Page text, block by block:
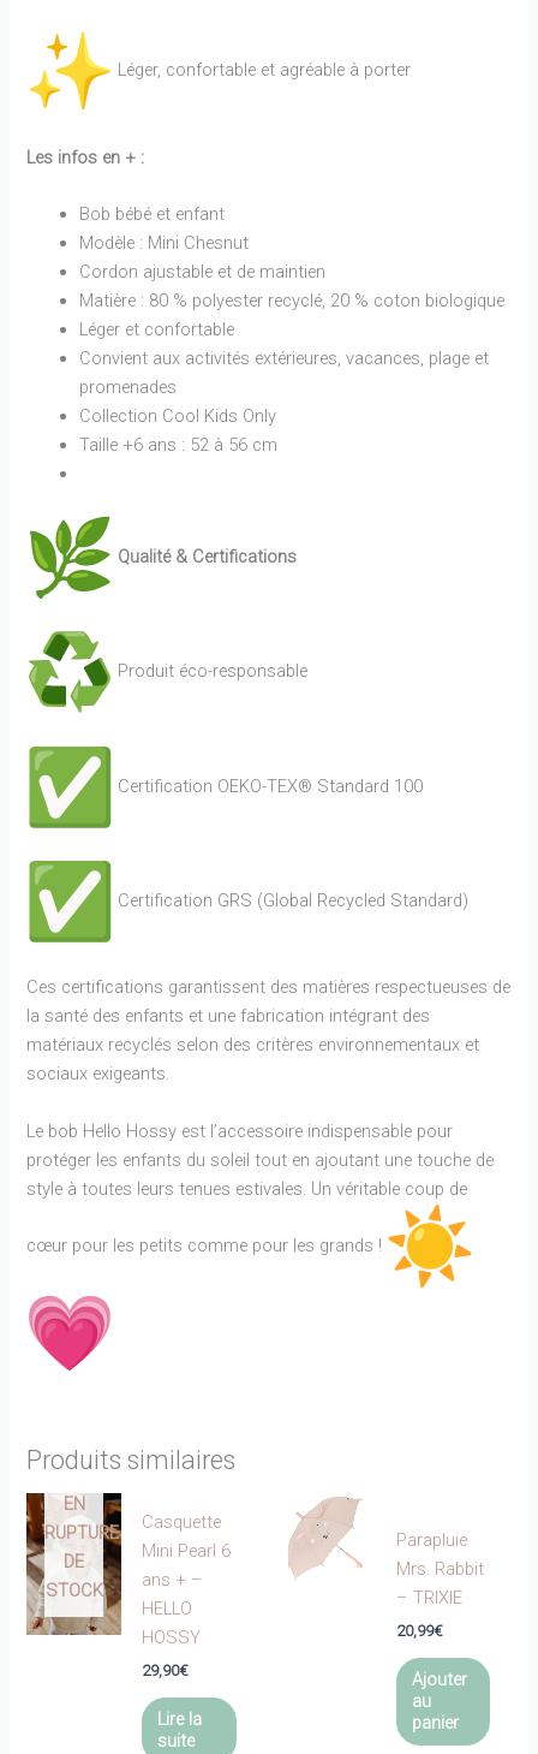
Léger, confortable et agréable à porter
Les infos en + :
Bob bébé et enfant
Modèle : Mini Chesnut
Cordon ajustable et de maintien
Matière : 80 % polyester recyclé, 20 % coton biologique
Léger et confortable
Convient aux activités extérieures, vacances, plage et
promenades
Collection Cool Kids Only
Taille +6 ans : 52 à 56 cm
Qualité & Certifications
Produit éco-responsable
Certification OEKO-TEX® Standard 100
Certification GRS (Global Recycled Standard)
Ces certifications garantissent des matières respectueuses de
la santé des enfants et une fabrication intégrant des
matériaux recyclés selon des critères environnementaux et
sociaux exigeants.
Le bob Hello Hossy est l’accessoire indispensable pour
protéger les enfants du soleil tout en ajoutant une touche de
style à toutes leurs tenues estivales. Un véritable coup de
cœur pour les petits comme pour les grands !
Produits similaires
EN
RUPTURE
DE
STOCK
Casquette
Mini Pearl 6
ans + –
HELLO
HOSSY
29,90€
Lire la
suite
Parapluie
Mrs. Rabbit
– TRIXIE
20,99€
Ajouter
au
panier